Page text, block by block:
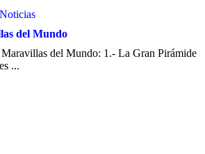
Noticias
del Mundo
Maravillas del Mundo: 1.- La Gran Pirámide
...